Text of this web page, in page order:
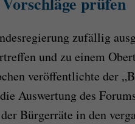
zufällig
und zu einem
veröffentlichte der
Auswertung des
Bürgerräte in den